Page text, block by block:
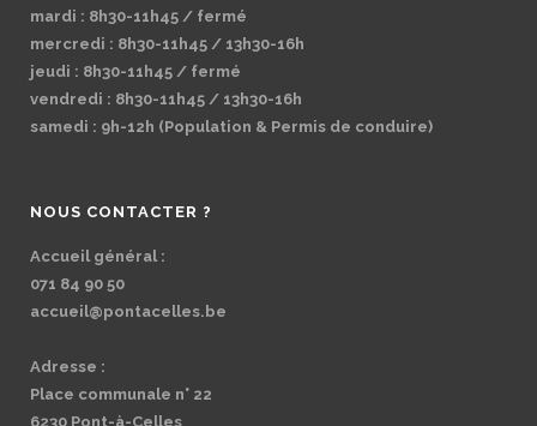
mardi : 8h30-11h45 / fermé
mercredi : 8h30-11h45 / 13h30-16h
jeudi : 8h30-11h45 / fermé
vendredi : 8h30-11h45 / 13h30-16h
samedi : 9h-12h (Population & Permis de conduire)
NOUS CONTACTER ?
Accueil général :
071 84 90 50
accueil@pontacelles.be
Adresse :
Place communale n° 22
6230 Pont-à-Celles